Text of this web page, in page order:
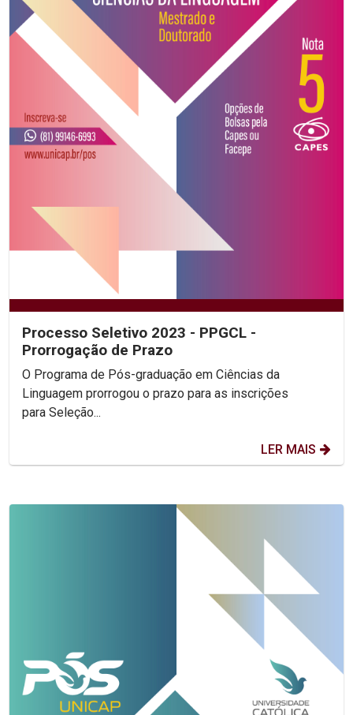
Processo Seletivo 2023 - PPGCL -
Prorrogação de Prazo
O Programa de Pós-graduação em Ciências da
Linguagem prorrogou o prazo para as inscrições
para Seleção...
LER MAIS